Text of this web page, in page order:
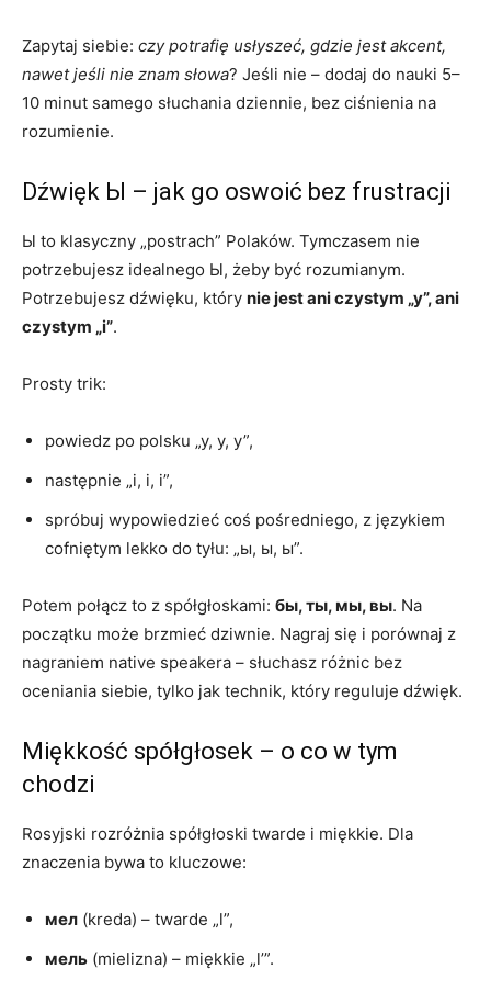
Zapytaj siebie: czy potrafię usłyszeć, gdzie jest akcent,
nawet jeśli nie znam słowa? Jeśli nie – dodaj do nauki 5–
10 minut samego słuchania dziennie, bez ciśnienia na
rozumienie.
Dźwięk Ы – jak go oswoić bez frustracji
Ы to klasyczny „postrach” Polaków. Tymczasem nie
potrzebujesz idealnego Ы, żeby być rozumianym.
Potrzebujesz dźwięku, który nie jest ani czystym „y”, ani
czystym „i”.
Prosty trik:
powiedz po polsku „y, y, y”,
następnie „i, i, i”,
spróbuj wypowiedzieć coś pośredniego, z językiem
cofniętym lekko do tyłu: „ы, ы, ы”.
Potem połącz to z spółgłoskami: бы, ты, мы, вы. Na
początku może brzmieć dziwnie. Nagraj się i porównaj z
nagraniem native speakera – słuchasz różnic bez
oceniania siebie, tylko jak technik, który reguluje dźwięk.
Miękkość spółgłosek – o co w tym
chodzi
Rosyjski rozróżnia spółgłoski twarde i miękkie. Dla
znaczenia bywa to kluczowe:
мел (kreda) – twarde „l”,
мель (mielizna) – miękkie „l’”.